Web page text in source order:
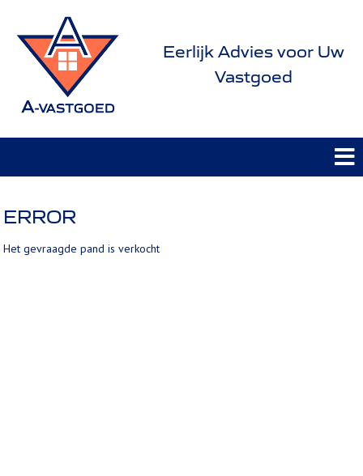
Eerlijk Advies voor Uw
Vastgoed
ERROR
Het gevraagde pand is verkocht